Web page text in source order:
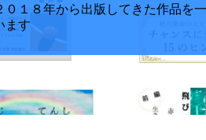
０１８年から出版してきた作品を
ます